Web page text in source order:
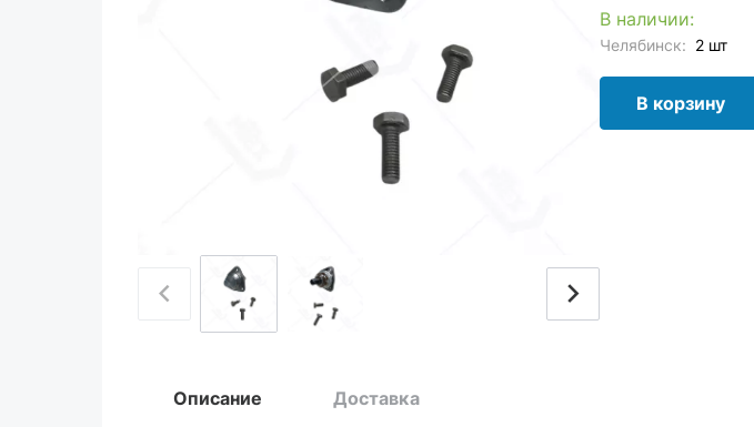
В наличии:
Челябинск: 2 шт
В корзину
Описание Доставка